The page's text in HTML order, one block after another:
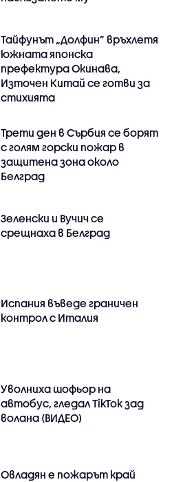
Тайфунът „Долфин” връхлетя
южната японска
префектура Окинава,
Източен Китай се готви за
стихията
Трети ден в Сърбия се борят
с голям горски пожар в
защитена зона около
Белград
Зеленски и Вучич се
срещнаха в Белград
Испания въведе граничен
контрол с Италия
Уволниха шофьор на
автобус, гледал TikTok зад
волана (ВИДЕО)
Овладян е пожарът край